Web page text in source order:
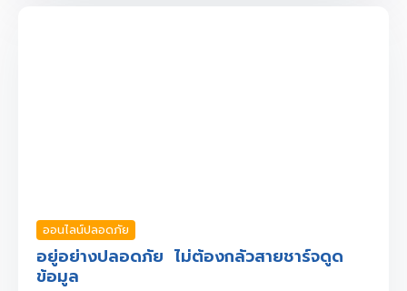
ออนไลน์ปลอดภัย
อยู่อย่างปลอดภัย ไม่ต้องกลัวสายชาร์จดูด
ข้อมูล